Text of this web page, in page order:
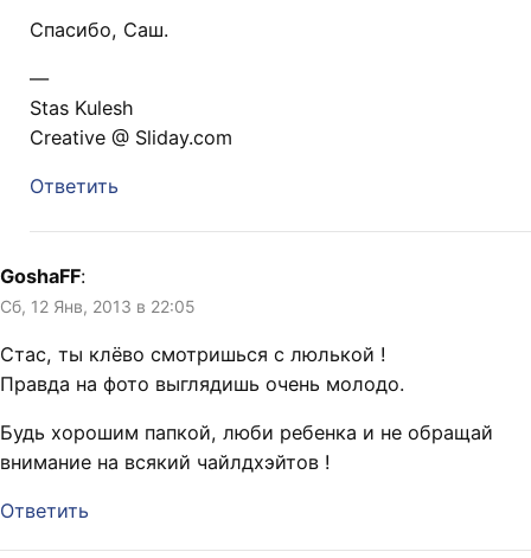
Спасибо, Саш.
—
Stas Kulesh
Creative @ Sliday.com
Ответить
GoshaFF:
Сб, 12 Янв, 2013 в 22:05
Стас, ты клёво смотришься с люлькой !
Правда на фото выглядишь очень молодо.
Будь хорошим папкой, люби ребенка и не обращай
внимание на всякий чайлдхэйтов !
Ответить